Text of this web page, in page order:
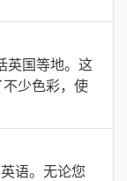
英国等地。这
少色彩，使
语。无论您